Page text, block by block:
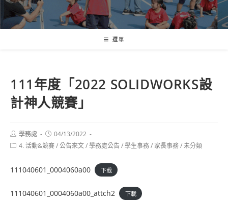
選單
111年度「2022 SOLIDWORKS設
計神人競賽」
Post
author:
學務處
Post
published:
04/13/2022
Post4. 活動&競賽/公告來文/學務處公告/學生事務/ 家長事務/未分類
111040601_0004060a00 下載
111040601_0004060a00_attch2 下載